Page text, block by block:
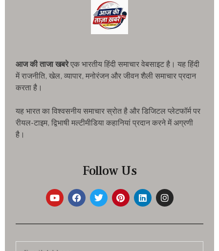
आज की ताजा खबरेएक भारतीय हिंदी समाचार वेबसाइट है। यह हिंदी
में राजनीति, खेल, व्यापार, मनोरंजन और जीवन शैली समाचार प्रदान
करता है।
यह भारत का विश्वसनीय समाचार स्रोत है और डिजिटल प्लेटफॉर्म पर
रीयल-टाइम, द्विभाषी मल्टीमीडिया कहानियां प्रदान करने में अग्रणी
है।
Follow Us